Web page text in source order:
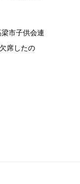
市子供会連
席したの